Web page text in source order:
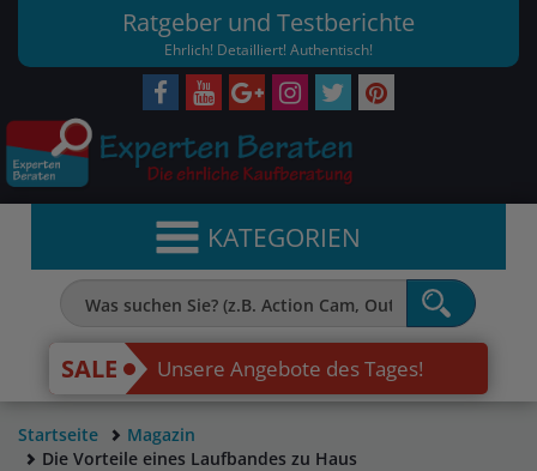
Ratgeber und Testberichte
Ehrlich! Detailliert! Authentisch!
KATEGORIEN
SALE Unsere Angebote des Tages!
Startseite
Magazin
Die Vorteile eines Laufbandes zu Haus